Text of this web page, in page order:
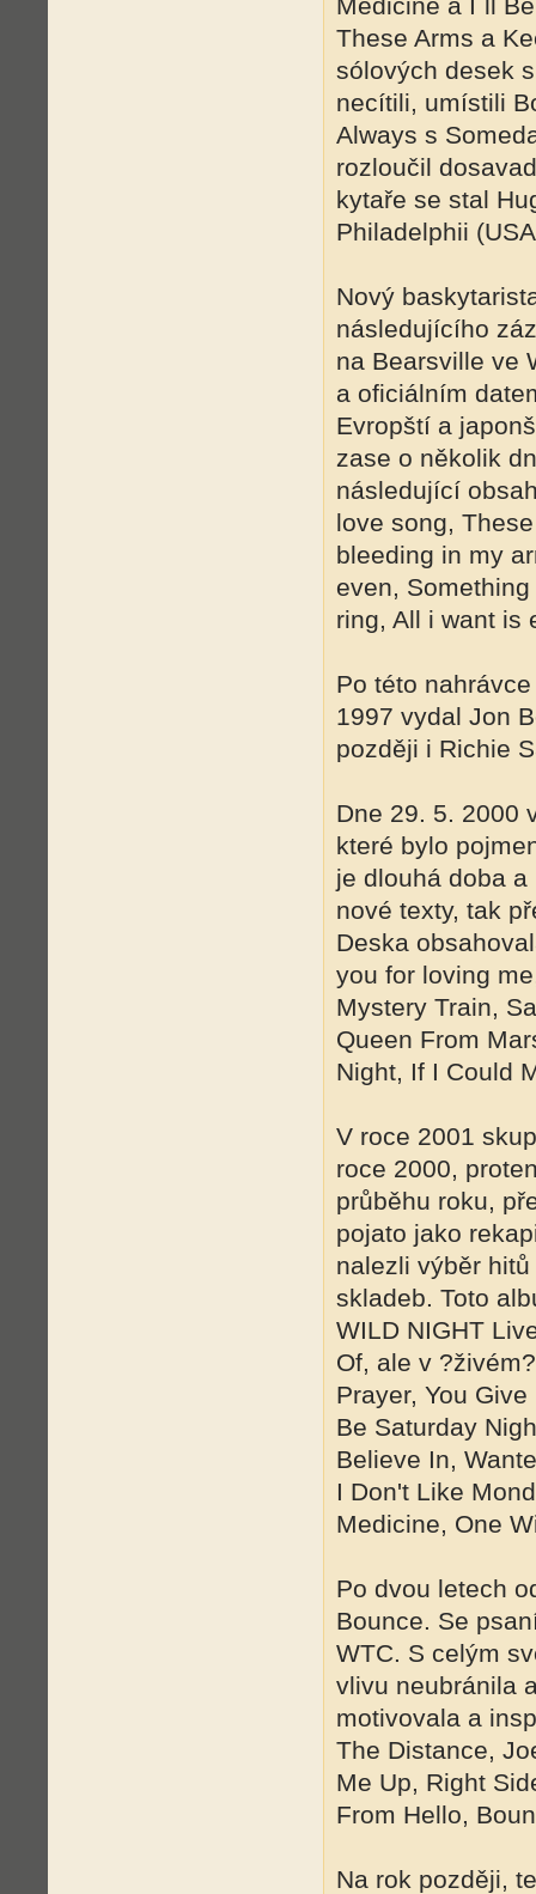
These Arms a
sólových desek
necítili, umístili
Always s
rozloučil
kytaře se stal
Philadelphii
Nový
následujícího
na Bearsville ve
a oficiálním
Evropští a
zase o několik
následující
love song,
bleeding in my
even,
ring, All i want is
Po této
1997 vydal Jon
později i Richie
Dne 29. 5. 2000
které bylo
je dlouhá doba
nové texty, tak
Deska
you for loving
Mystery Train,
Queen From
Night, If I Could
V roce 2001
roce 2000,
průběhu roku,
pojato jako
nalezli výběr
skladeb. Toto
WILD NIGHT
Of, ale v
Prayer, You
Be Saturday
Believe In,
I Don't Like
Medicine, One
Po dvou letech
Bounce. Se
WTC. S celým
vlivu neubránila
motivovala a
The Distance,
Me Up, Right
From Hello,
Na rok později,